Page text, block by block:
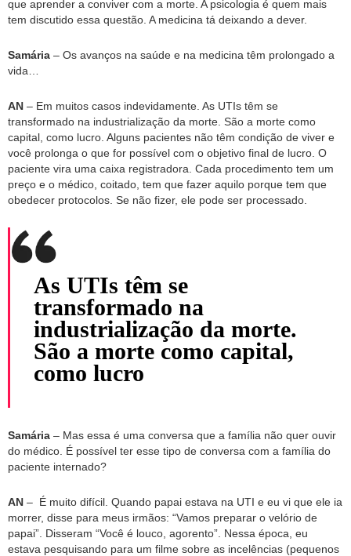
que aprender a conviver com a morte. A psicologia é quem mais
tem discutido essa questão. A medicina tá deixando a dever.
Samária – Os avanços na saúde e na medicina têm prolongado a
vida…
AN – Em muitos casos indevidamente. As UTIs têm se
transformado na industrialização da morte. São a morte como
capital, como lucro. Alguns pacientes não têm condição de viver e
você prolonga o que for possível com o objetivo final de lucro. O
paciente vira uma caixa registradora. Cada procedimento tem um
preço e o médico, coitado, tem que fazer aquilo porque tem que
obedecer protocolos. Se não fizer, ele pode ser processado.
As UTIs têm se
transformado na
industrialização da morte.
São a morte como capital,
como lucro
Samária – Mas essa é uma conversa que a família não quer ouvir
do médico. É possível ter esse tipo de conversa com a família do
paciente internado?
AN – É muito difícil. Quando papai estava na UTI e eu vi que ele ia
morrer, disse para meus irmãos: “Vamos preparar o velório de
papai”. Disseram “Você é louco, agorento”. Nessa época, eu
estava pesquisando para um filme sobre as incelências (pequenos